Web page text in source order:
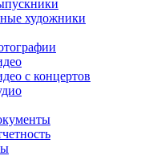
художники
с концертов